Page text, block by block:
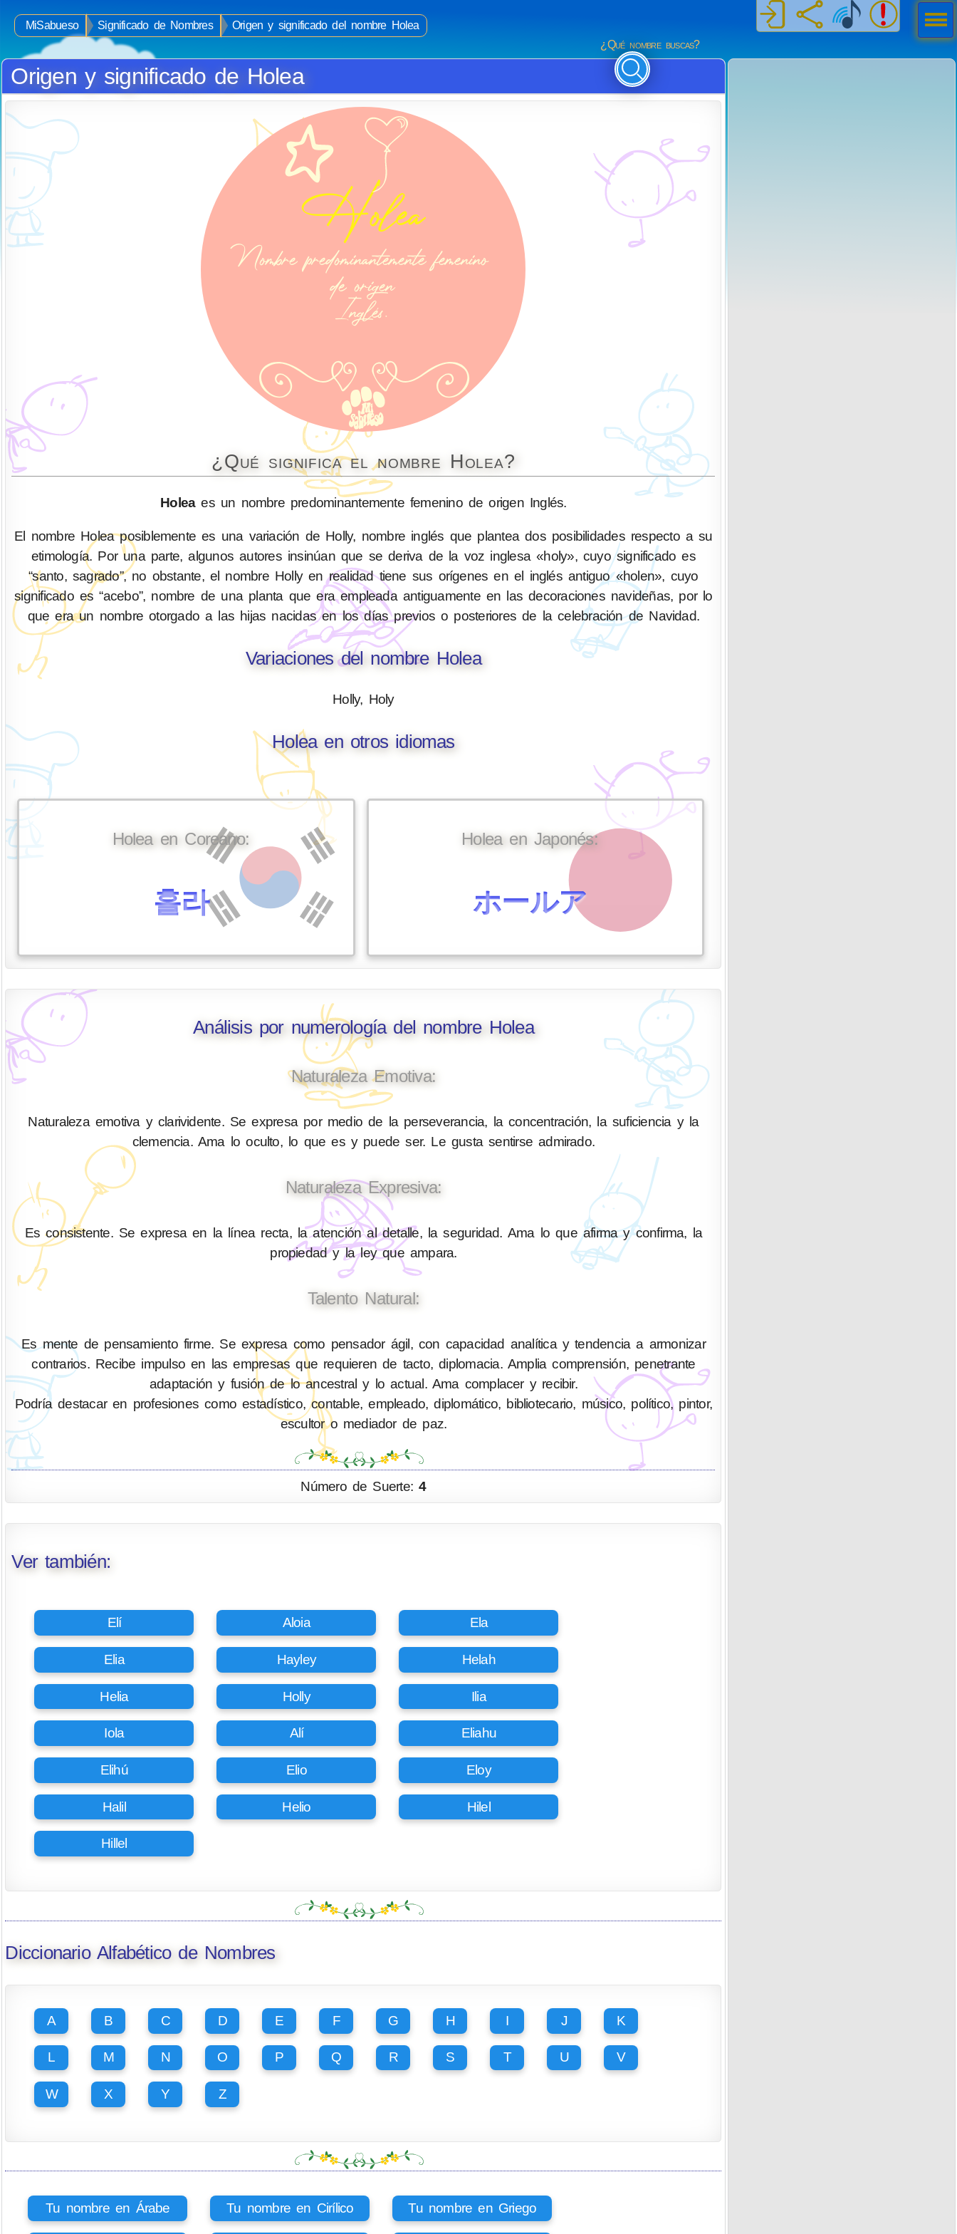
MiSabueso Significado de Nombres
Origen y significado del nombre Holea
¿Qué nombre buscas?
Origen y significado de Holea
¿Qué significa el nombre Holea?
Holeaes un nombre predominantemente femenino de origen Inglés.
El nombre Holea posiblemente es una variación de Holly, nombre inglés que plantea dos posibilidades respecto a su
etimología. Por una parte, algunos autores insinúan que se deriva de la voz inglesa «holy», cuyo significado es
“santo, sagrado”, no obstante, el nombre Holly en realidad tiene sus orígenes en el inglés antiguo «holen», cuyo
significado es “acebo”, nombre de una planta que era empleada antiguamente en las decoraciones navideñas, por lo
que era un nombre otorgado a las hijas nacidas en los días previos o posteriores de la celebración de Navidad.
Variaciones del nombre Holea
Holly, Holy
Holea en otros idiomas
Holea en Coreano:
홀라
Holea en Japonés:
ホールア
Análisis por numerología del nombre Holea
Naturaleza Emotiva:
Naturaleza emotiva y clarividente. Se expresa por medio de la perseverancia, la concentración, la suficiencia y la
clemencia. Ama lo oculto, lo que es y puede ser. Le gusta sentirse admirado.
Naturaleza Expresiva:
Es consistente. Se expresa en la línea recta, la atención al detalle, la seguridad. Ama lo que afirma y confirma, la
propiedad y la ley que ampara.
Talento Natural:
Es mente de pensamiento firme. Se expresa como pensador ágil, con capacidad analítica y tendencia a armonizar
contrarios. Recibe impulso en las empresas que requieren de tacto, diplomacia. Amplia comprensión, penetrante
adaptación y fusión de lo ancestral y lo actual. Ama complacer y recibir.
Podría destacar en profesiones como estadístico, contable, empleado, diplomático, bibliotecario, músico, político, pintor,
escultor o mediador de paz.
Número de Suerte:4
Ver también:
Elí Aloia Ela
Elia Hayley Helah
Helia Holly Ilia
Iola Alí Eliahu
Elihú Elio Eloy
Halil Helio Hilel
Hillel
Diccionario Alfabético de Nombres
A B C D E F G H I J K
L M N O P Q R S T U V
W X Y Z
Tu nombre en Árabe Tu nombre en Cirílico Tu nombre en Griego
Men
ú